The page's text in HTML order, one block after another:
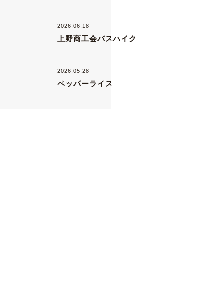
2026.06.18
上野商工会バスハイク
2026.05.28
ペッパーライス